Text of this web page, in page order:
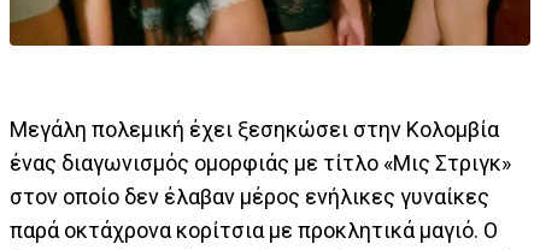
Μεγάλη πολεμική έχει ξεσηκώσει στην Κολομβία
ένας διαγωνισμός ομορφιάς με τίτλο «Μις Στριγκ»
στον οποίο δεν έλαβαν μέρος ενήλικες γυναίκες
παρά οκτάχρονα κορίτσια με προκλητικά μαγιό. Ο